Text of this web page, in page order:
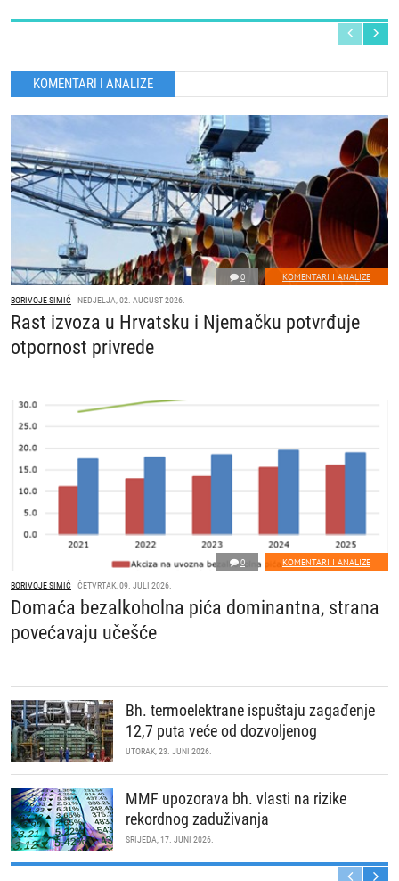
KOMENTARI I ANALIZE
0 KOMENTARI I ANALIZE
BORIVOJE SIMIĆ NEDJELJA, 02. AUGUST 2026.
Rast izvoza u Hrvatsku i Njemačku potvrđuje
otpornost privrede
0 KOMENTARI I ANALIZE
BORIVOJE SIMIĆ ČETVRTAK, 09. JULI 2026.
Domaća bezalkoholna pića dominantna, strana
povećavaju učešće
Bh. termoelektrane ispuštaju zagađenje
12,7 puta veće od dozvoljenog
UTORAK, 23. JUNI 2026.
MMF upozorava bh. vlasti na rizike
rekordnog zaduživanja
SRIJEDA, 17. JUNI 2026.